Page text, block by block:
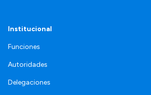
Institucional
Funciones
Autoridades
Delegaciones